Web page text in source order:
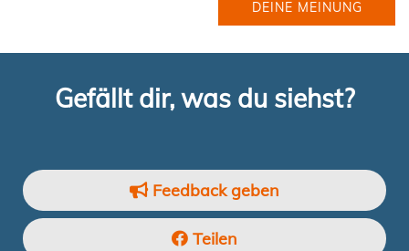
DEINE MEINUNG
Gefällt dir, was du siehst?
Feedback geben
Teilen